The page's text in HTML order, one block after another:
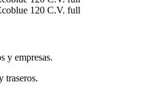
y empresas.
traseros.